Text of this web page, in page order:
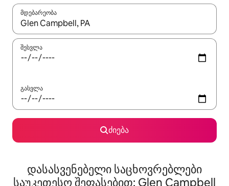
მდებარეობა
როცა შედეგები ხელმისაწვდომი გახდება, ნავიგაციისთვის
შესვლა
გასვლა
ძიება
დასასვენებელი საცხოვრებლები
საუკეთესო შეფასებით: Glen Campbell